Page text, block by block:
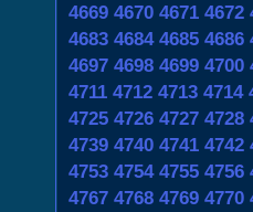
4669 4670 4671 4672
4683 4684 4685 4686
4697 4698 4699 4700
4711 4712 4713 4714
4725 4726 4727 4728
4739 4740 4741 4742
4753 4754 4755 4756
4767 4768 4769 4770